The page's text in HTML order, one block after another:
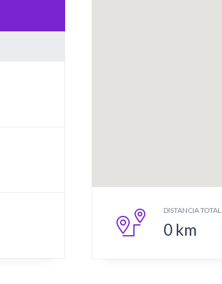
DISTANCIA TOTAL
0 km